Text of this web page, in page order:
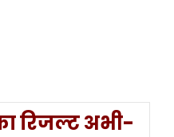
रिजल्ट अभी-